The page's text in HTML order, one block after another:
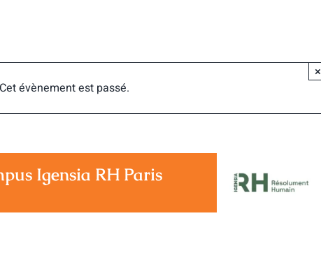
Cet évènement est passé.
×
Igensia RH Paris